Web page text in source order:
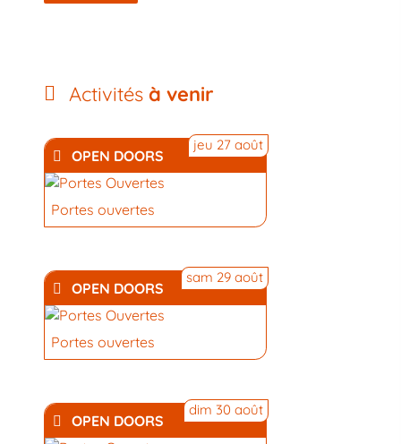
Activités à venir
OPEN DOORS
jeu 27 août
Portes ouvertes
OPEN DOORS
sam 29 août
Portes ouvertes
OPEN DOORS
dim 30 août